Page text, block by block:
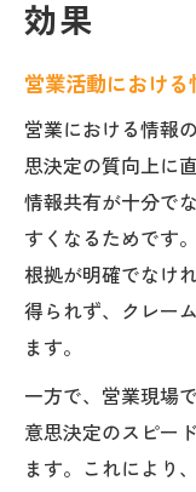
効果
営業活動におけ
営業における情報
思決定の質向上に
情報共有が十分で
すくなるためです
根拠が明確でなけ
得られず、クレー
ます。
一方で、営業現場
意思決定のスピー
ます。これにより